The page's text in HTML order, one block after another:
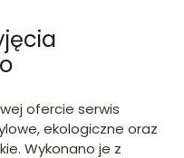
ofercie serwis
ekologiczne oraz
Wykonano je z